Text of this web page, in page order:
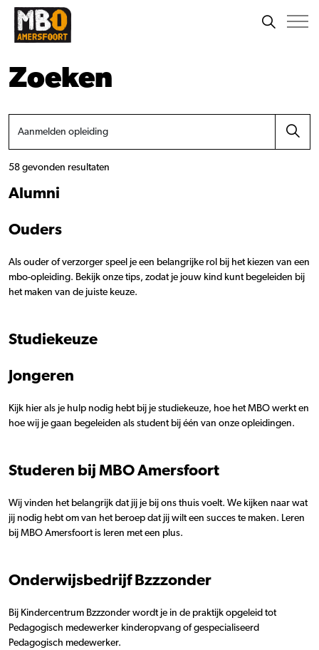
Zoeken
58 gevonden resultaten
Alumni
Ouders
Als ouder of verzorger speel je een belangrijke rol bij het kiezen van een
mbo-opleiding. Bekijk onze tips, zodat je jouw kind kunt begeleiden bij
het maken van de juiste keuze.
Studiekeuze
Jongeren
Kijk hier als je hulp nodig hebt bij je studiekeuze, hoe het MBO werkt en
hoe wij je gaan begeleiden als student bij één van onze opleidingen.
Studeren bij MBO Amersfoort
Wij vinden het belangrijk dat jij je bij ons thuis voelt. We kijken naar wat
jij nodig hebt om van het beroep dat jij wilt een succes te maken. Leren
bij MBO Amersfoort is leren met een plus.
Onderwijsbedrijf Bzzzonder
Bij Kindercentrum Bzzzonder wordt je in de praktijk opgeleid tot
Pedagogisch medewerker kinderopvang of gespecialiseerd
Pedagogisch medewerker.